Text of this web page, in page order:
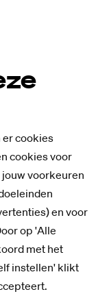
er cookies
cookies voor
voorkeuren
en voor
op 'Alle
met het
instellen' klikt